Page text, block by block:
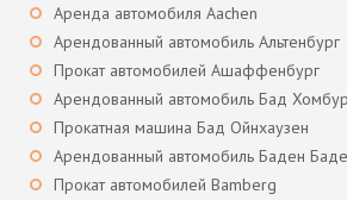
Аренда автомобиля Aachen
Арендованный автомобиль Альтенбург
Прокат автомобилей Ашаффенбург
Арендованный автомобиль Бад
Прокатная машина Бад Ойнхаузен
Арендованный автомобиль Баден
Прокат автомобилей Bamberg